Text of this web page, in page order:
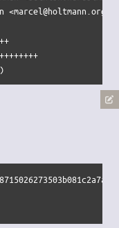
<marcel@holtmann.org>